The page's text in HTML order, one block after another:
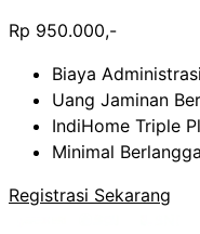
Rp 950.000,-
Biaya
Uang Jaminan
IndiHome Triple
Minimal
Registrasi Sekarang